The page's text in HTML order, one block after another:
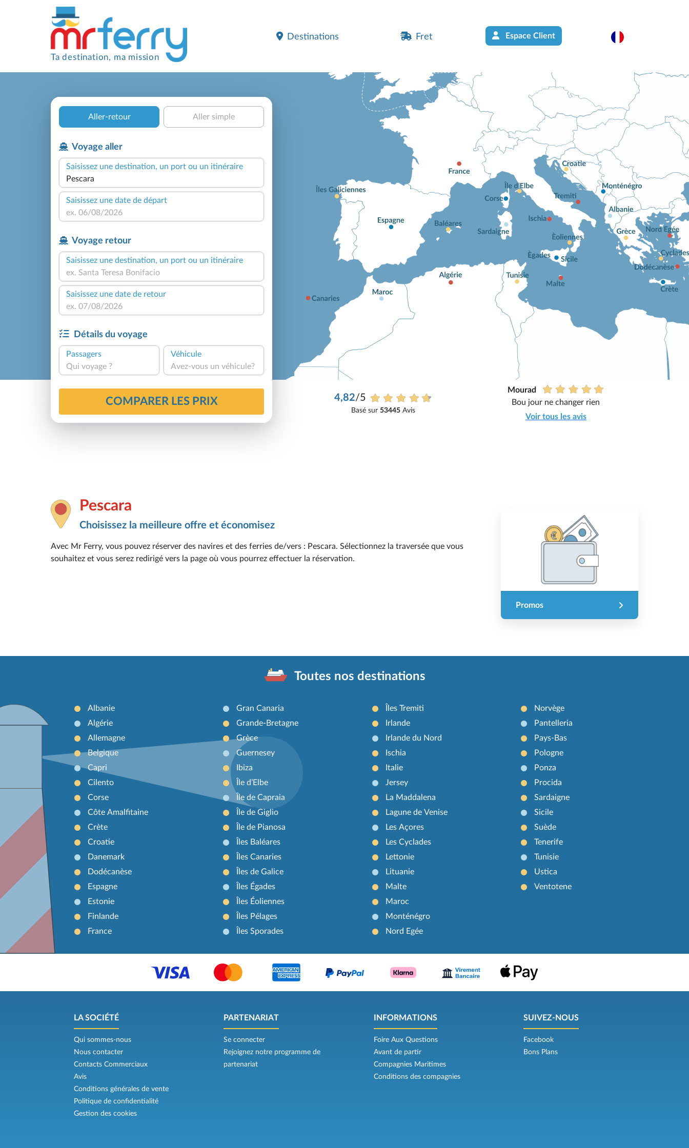
Ta destination, ma mission
Destinations Fret Espace Client
Aller-retour Aller simple
Voyage aller
Saisissez une destination, un port ou un itinéraire
Saisissez une date de départ
Voyage retour
Saisissez une destination, un port ou un itinéraire
Saisissez une date de retour
Détails du voyage
Passagers
Qui voyage ?
Véhicule
Avez-vous un véhicule?
COMPARER LES PRIX 4,82/5
Basé sur 53445Avis
Mourad
Bou jour ne changer rien
Voir tous les avis
Pescara
Choisissez la meilleure offre et économisez
Avec Mr Ferry, vous pouvez réserver des navires et des ferries de/vers : Pescara. Sélectionnez la traversée que vous
souhaitez et vous serez redirigé vers la page où vous pourrez effectuer la réservation.
Promos
Toutes nos destinations
Albanie
Algérie
Allemagne
Belgique
Capri
Cilento
Corse
Côte Amalfitaine
Crète
Croatie
Danemark
Dodécanèse
Espagne
Estonie
Finlande
France
Gran Canaria
Grande-Bretagne
Grèce
Guernesey
Ibiza
Île d’Elbe
Île de Capraia
Île de Giglio
Île de Pianosa
Îles Baléares
Îles Canaries
Îles de Galice
Îles Égades
Îles Éoliennes
Îles Pélages
Îles Sporades
Îles Tremiti
Irlande
Irlande du Nord
Ischia
Italie
Jersey
La Maddalena
Lagune de Venise
Les Açores
Les Cyclades
Lettonie
Lituanie
Malte
Maroc
Monténégro
Nord Egée
Norvège
Pantelleria
Pays-Bas
Pologne
Ponza
Procida
Sardaigne
Sicile
Suède
Tenerife
Tunisie
Ustica
Ventotene
LA SOCIÉTÉ
Qui sommes-nous
Nous contacter
Contacts Commerciaux
Avis
Conditions générales de vente
Politique de confidentialité
Gestion des cookies
PARTENARIAT
Se connecter
Rejoignez notre programme de
partenariat
INFORMATIONS
Foire Aux Questions
Avant de partir
Compagnies Maritimes
Conditions des compagnies
SUIVEZ-NOUS
Facebook
Bons Plans